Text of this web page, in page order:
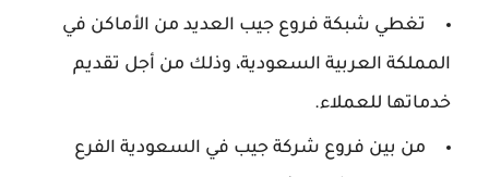
تغطي شبكة فروع جيب العديد من الأماكن في
المملكة العربية السعودية، وذلك من أجل تقديم
خدماتها للعملاء.
من بين فروع شركة جيب في السعودية الفرع